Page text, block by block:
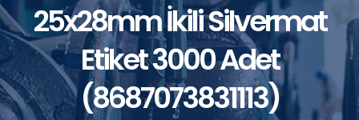
25x28mm İkili Silvermat
Etiket 3000 Adet
(8687073831113)